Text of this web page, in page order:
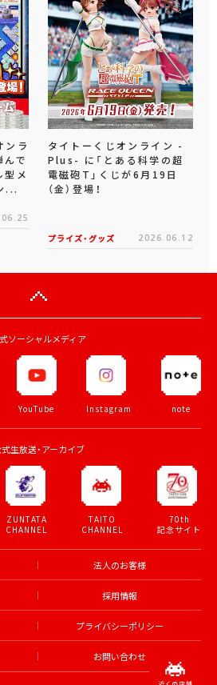
ンラ
んで
型メ
...
タイトーくじオンライン -
Plus- に「とある科学の超
電磁砲T」くじが6月19日
（金）登場！
プライズ・グッズ 2026.06.12
ソーシャルメディア
YouTube Instagram note
生放送・アーカイブ
ZUNTATA
CHANNEL
TAITO
CHANNEL
70th
記念サイト
法人のお客様
採用情報
プライバシーポリシー
お問い合わせ